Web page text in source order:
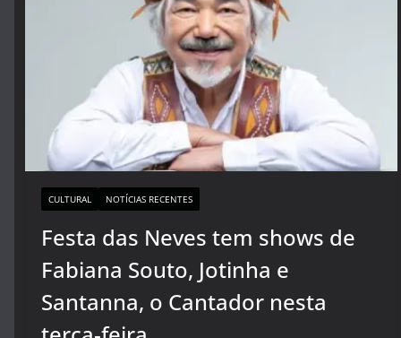
CULTURAL NOTÍCIAS RECENTES
Festa das Neves tem shows de
Fabiana Souto, Jotinha e
Santanna, o Cantador nesta